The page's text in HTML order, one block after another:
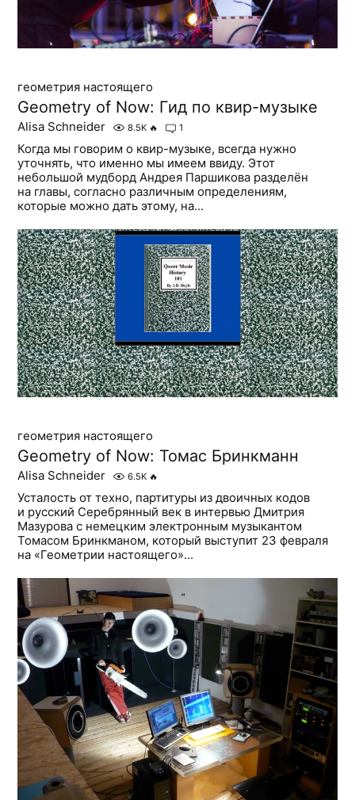
геометрия настоящего
Geometry of Now: Гид по квир-музыке
Alisa Schneider 8.5K 🔥 1
Когда мы говорим о квир-музыке, всегда нужно
уточнять, что именно мы имеем ввиду. Этот
небольшой мудборд Андрея Паршикова разделён
на главы, согласно различным определениям,
которые можно дать этому, на...
геометрия настоящего
Geometry of Now: Томас Бринкманн
Alisa Schneider 6.5K 🔥
Усталость от техно, партитуры из двоичных кодов
и русский Серебрянный век в интервью Дмитрия
Мазурова с немецким электронным музыкантом
Томасом Бринкманом, который выступит 23 февраля
на «Геометрии настоящего»...